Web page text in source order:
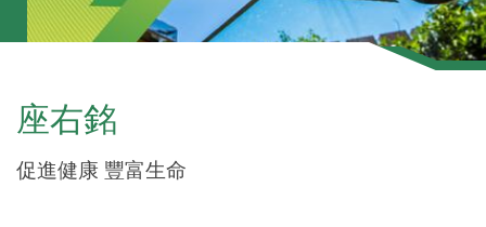
座右銘
促進健康 豐富生命